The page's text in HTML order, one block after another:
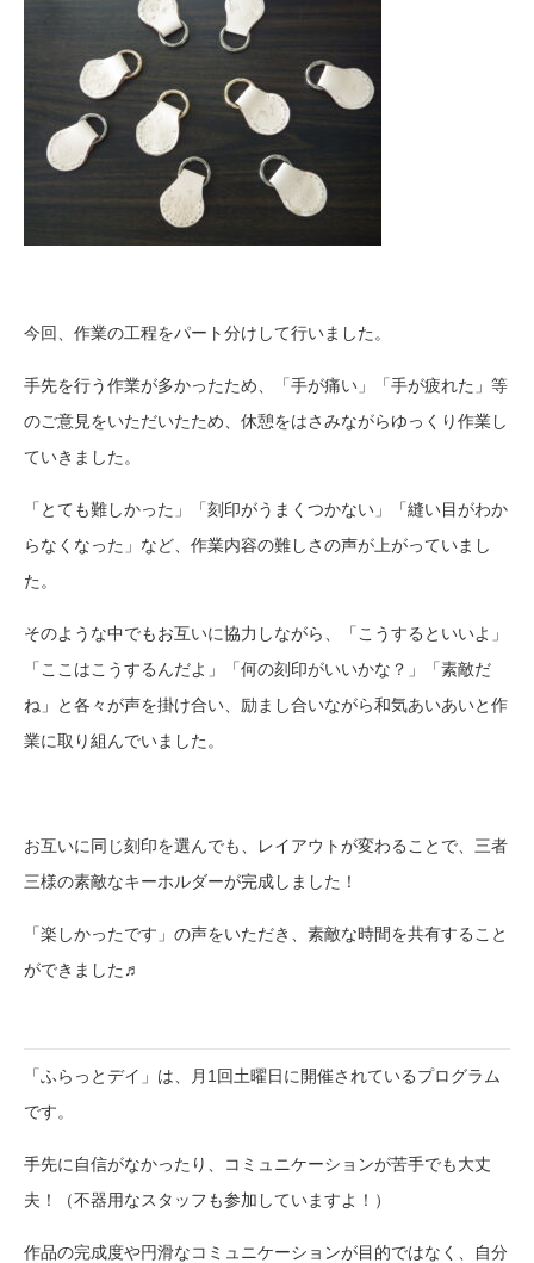
今回、作業の工程をパート分けして行いました。
手先を行う作業が多かったため、「手が痛い」「手が疲れた」等
のご意見をいただいたため、休憩をはさみながらゆっくり作業し
ていきました。
「とても難しかった」「刻印がうまくつかない」「縫い目がわか
らなくなった」など、作業内容の難しさの声が上がっていまし
た。
そのような中でもお互いに協力しながら、「こうするといいよ」
「ここはこうするんだよ」「何の刻印がいいかな？」「素敵だ
ね」と各々が声を掛け合い、励まし合いながら和気あいあいと作
業に取り組んでいました。
お互いに同じ刻印を選んでも、レイアウトが変わることで、三者
三様の素敵なキーホルダーが完成しました！
「楽しかったです」の声をいただき、素敵な時間を共有すること
ができました♬
「ふらっとデイ」は、月1回土曜日に開催されているプログラム
です。
手先に自信がなかったり、コミュニケーションが苦手でも大丈
夫！（不器用なスタッフも参加していますよ！）
作品の完成度や円滑なコミュニケーションが目的ではなく、自分